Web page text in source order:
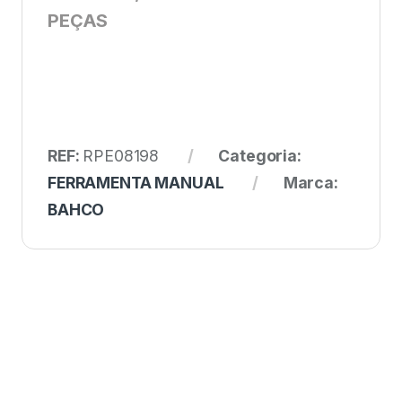
PEÇAS
REF: RPE08198
Categoria:
FERRAMENTA MANUAL
Marca:
BAHCO